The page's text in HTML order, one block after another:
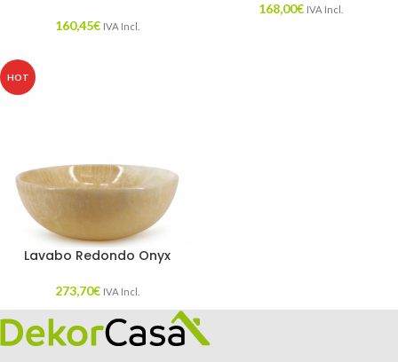
160,45€ IVA Incl.
168,00€ IVA Incl.
HOT
Lavabo Redondo Onyx
273,70€ IVA Incl.